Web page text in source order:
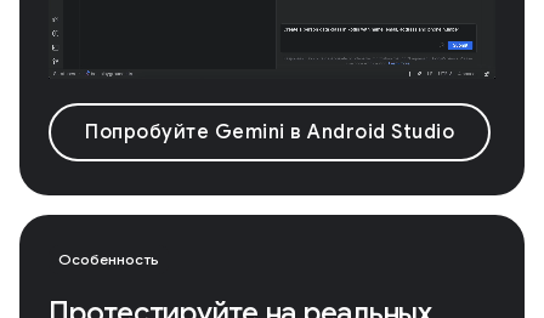
Попробуйте Gemini в Android Studio
Особенность